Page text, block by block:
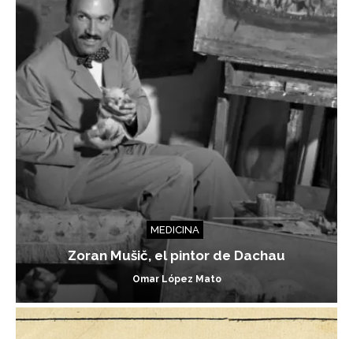
MEDICINA
Zoran Mušič, el pintor de Dachau
Omar López Mato